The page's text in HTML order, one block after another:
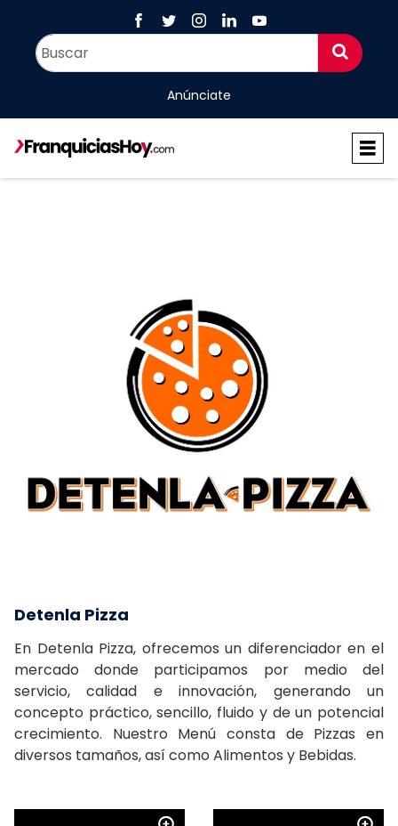
Anúnciate
Detenla Pizza
En Detenla Pizza, ofrecemos un diferenciador en el
mercado donde participamos por medio del
servicio, calidad e innovación, generando un
concepto práctico, sencillo, fluido y de un potencial
crecimiento. Nuestro Menú consta de Pizzas en
diversos tamaños, así como Alimentos y Bebidas.